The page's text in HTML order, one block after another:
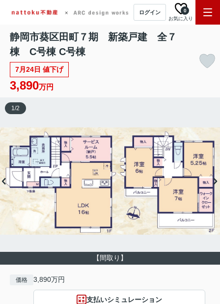
ログイン
お気に入り
0
静岡市葵区田町７期 新築戸建 全７
棟 C号棟 C号棟
7月24日 値下げ
3,890万円
【間取り】
1/2
価格 3,890万円
支払いシミュレーション